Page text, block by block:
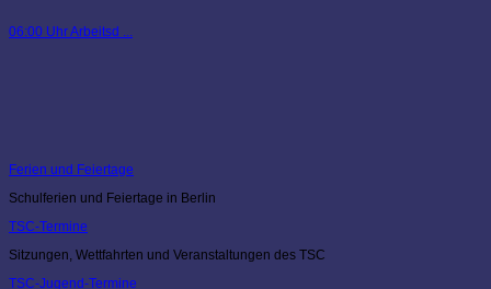
06:00 Uhr Arbeitsd ...
Ferien und Feiertage
Schulferien und Feiertage in Berlin
TSC-Termine
Sitzungen, Wettfahrten und Veranstaltungen des TSC
TSC-Jugend-Termine